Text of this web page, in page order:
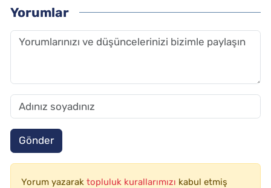
Yorumlar
Gönder
Yorum yazarak topluluk kurallarımızı kabul etmiş